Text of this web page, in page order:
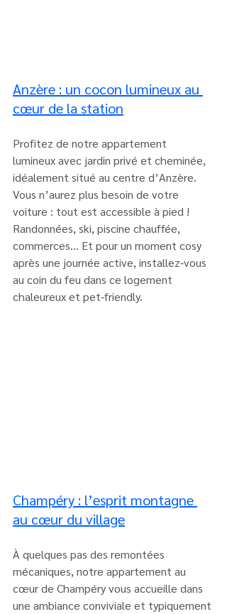
Anzère : un cocon lumineux au
cœur de la station
Profitez de notre appartement
lumineux avec jardin privé et cheminée,
idéalement situé au centre d’Anzère.
Vous n’aurez plus besoin de votre
voiture : tout est accessible à pied !
Randonnées, ski, piscine chauffée,
commerces… Et pour un moment cosy
après une journée active, installez-vous
au coin du feu dans ce logement
chaleureux et pet-friendly.
Champéry : l’esprit montagne
au cœur du village
À quelques pas des remontées
mécaniques, notre appartement au
cœur de Champéry vous accueille dans
une ambiance conviviale et typiquement